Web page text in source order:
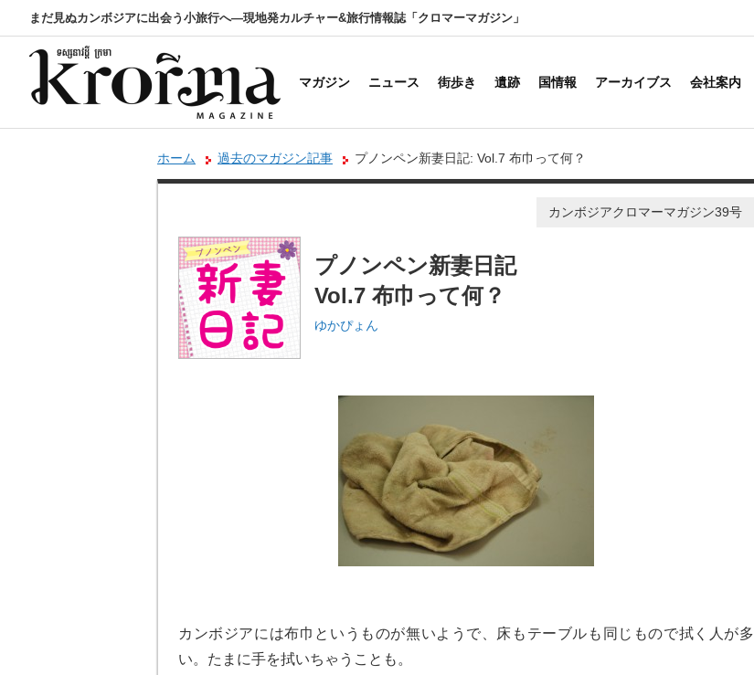
まだ見ぬカンボジアに出会う小旅行へ―現地発カルチャー&旅行情報誌「クロマーマガジン」
マガジン ニュース 街歩き 遺跡 国情報 アーカイブス 会社案内
ホーム 過去のマガジン記事 プノンペン新妻日記: Vol.7 布巾って何？
カンボジアクロマーマガジン39号
プノンペン新妻日記
Vol.7 布巾って何？
ゆかぴょん
カンボジアには布巾というものが無いようで、床もテーブルも同じもので拭く人が多
い。たまに手を拭いちゃうことも。